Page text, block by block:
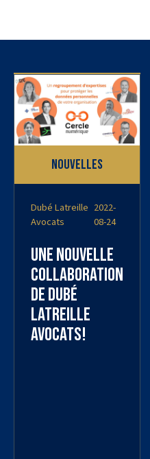
Nouvelles
Dubé Latreille
Avocats
2022-
08-24
Une nouvelle
collaboration
de Dubé
Latreille
Avocats!